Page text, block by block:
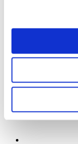
Ohne
Anwenden